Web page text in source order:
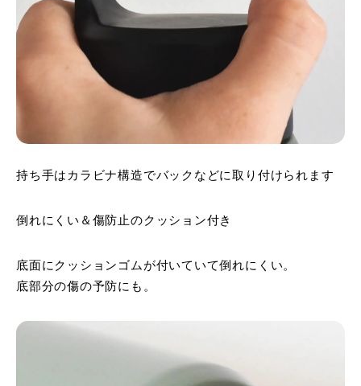
持ち手はカラビナ構造でバックなどに取り付けられます
倒れにくい＆傷防止のクッション付き
底面にクッションゴムが付いていて倒れにくい。
底部分の傷の予防にも。